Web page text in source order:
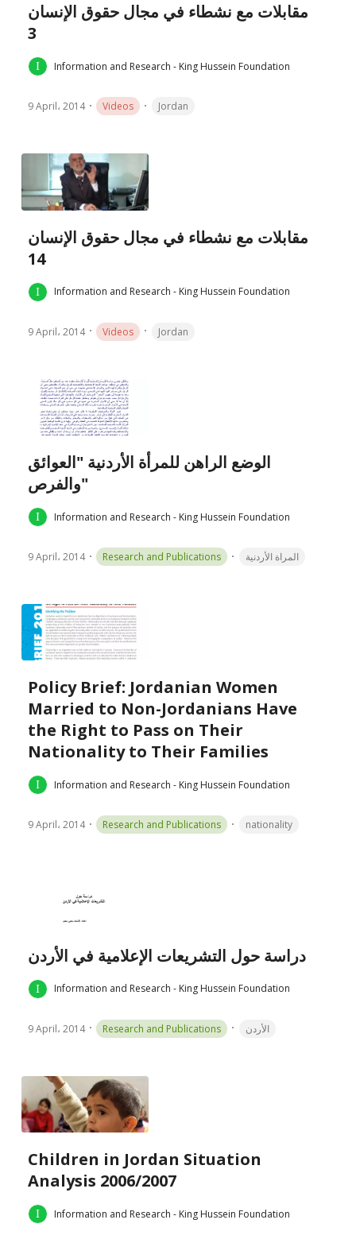
مقابلات مع نشطاء في مجال حقوق الإنسان
3
Information and Research - King Hussein Foundation
9 April، 2014 Videos Jordan
مقابلات مع نشطاء في مجال حقوق الإنسان
14
Information and Research - King Hussein Foundation
9 April، 2014 Videos Jordan
الوضع الراهن للمرأة الأردنية "العوائق
والفرص"
Information and Research - King Hussein Foundation
9 April، 2014 Research and Publications المراة الأردنية
Policy Brief: Jordanian Women
Married to Non-Jordanians Have
the Right to Pass on Their
Nationality to Their Families
Information and Research - King Hussein Foundation
9 April، 2014 Research and Publications nationality
دراسة حول التشريعات الإعلامية في الأردن
Information and Research - King Hussein Foundation
9 April، 2014 Research and Publications الأردن
Children in Jordan Situation
Analysis 2006/2007
Information and Research - King Hussein Foundation